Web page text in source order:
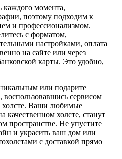
момента,
поэтому подходим к
и профессионализмом.
с форматом,
настройками, оплата
на сайте или через
карты. Это удобно,
или подарите
воспользовавшись сервисом
холсте. Ваши любимые
качественном холсте, станут
пространстве. Не упустите
и украсить ваш дом или
с доставкой прямо